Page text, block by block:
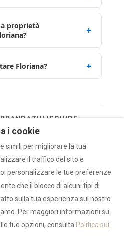
proprietà
Floriana?
BRAND AZULISGUIDE
che cercavi? Contattaci
di contattoo scrivici
suWhatsApp.
2026 — verificato dal team
i cookie
simili per migliorare la tua
il traffico del sito e
personalizzare le tue preferenze
che il blocco di alcuni tipi di
sulla tua esperienza sul nostro
Per maggiori informazioni su
tue opzioni, consulta Politica sui